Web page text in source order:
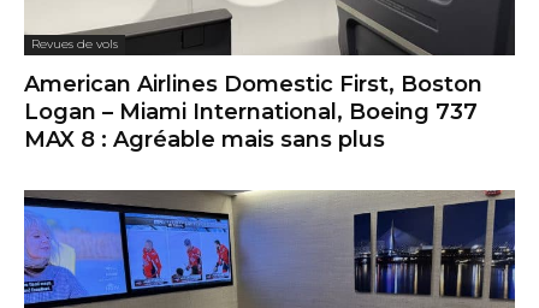
Revues de vols
American Airlines Domestic First, Boston
Logan – Miami International, Boeing 737
MAX 8 : Agréable mais sans plus